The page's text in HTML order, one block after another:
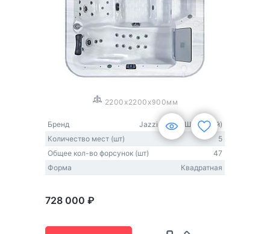
2200x2200x900мм
Бренд
Jazzi Pool (США-Китай)
Количество мест (шт)
5
Общее кол-во форсунок (шт)
47
Форма
Квадратная
728 000 ₽